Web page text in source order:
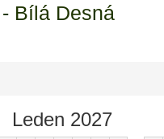
Bílá Desná
Leden 2027